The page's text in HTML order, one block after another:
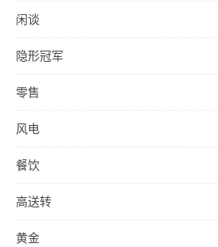
闲谈
隐形冠军
零售
风电
餐饮
高送转
黄金